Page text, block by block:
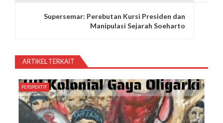
s
p
Supersemar: Perebutan Kursi Presiden dan
Manipulasi Sejarah Soeharto
ARTIKEL TERKAIT
PERSPEKTIF